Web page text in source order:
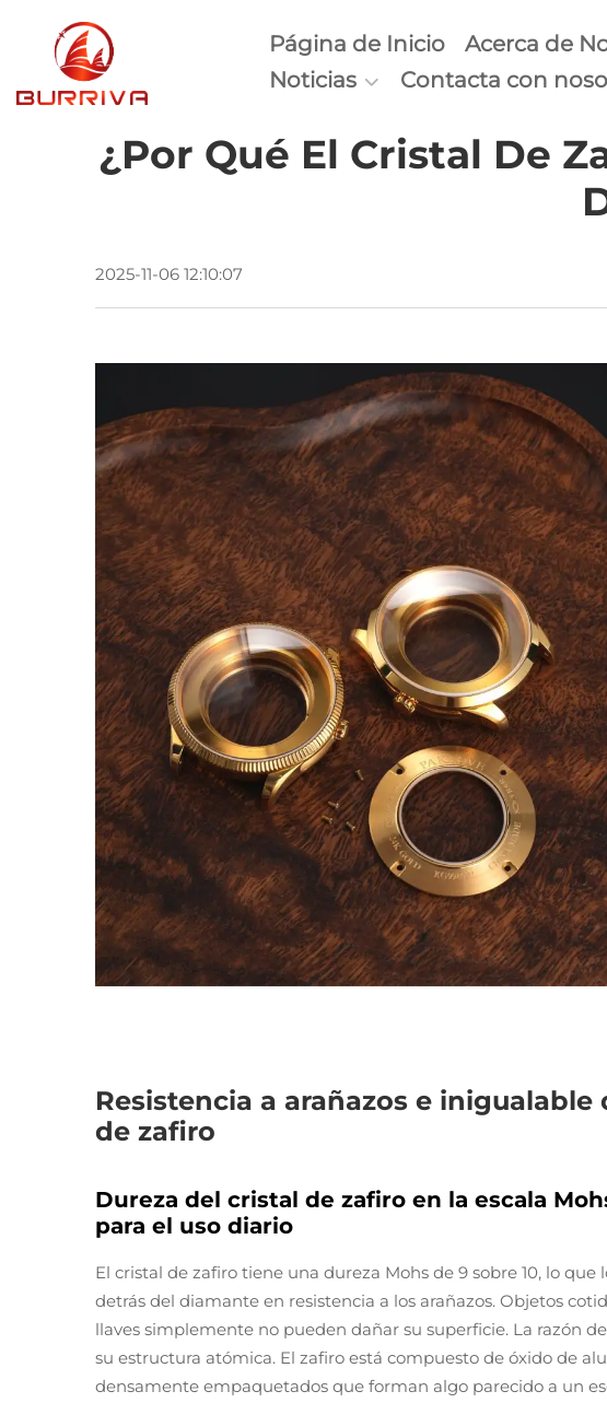
Página de Inicio Acerca de
Noticias
Contacta con
¿Por Qué El Cristal De
2025-11-06 12:10:07
Resistencia a arañazos e
de zafiro
Dureza del cristal de zafiro en la escala
para el uso diario
El cristal de zafiro tiene una dureza Mohs de 9 sobre 10, lo
detrás del diamante en resistencia a los arañazos. Objetos
llaves simplemente no pueden dañar su superficie. La razón
su estructura atómica. El zafiro está compuesto de óxido de
densamente empaquetados que forman algo parecido a un